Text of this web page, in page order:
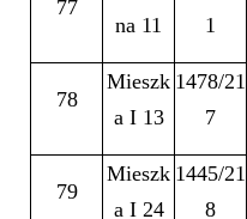
77
na 11
1
78
Mieszk
a I 13
1478/21
7
79
Mieszk
a I 24
1445/21
8